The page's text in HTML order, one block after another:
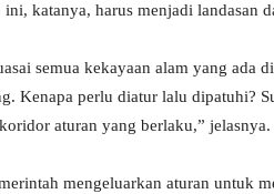
ini, katanya, harus menjadi landasan
semua kekayaan alam yang ada
Kenapa perlu diatur lalu dipatuhi?
aturan yang berlaku,” jelasnya.
mengeluarkan aturan untuk